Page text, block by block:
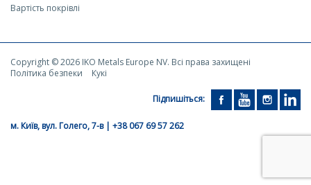
Вартість покрівлі
Copyright © 2026 IKO Metals Europe NV. Всі права захищені
Політика безпеки
Кукі
Підпишіться:
м. Київ, вул. Голего, 7-в | +38 067 69 57 262